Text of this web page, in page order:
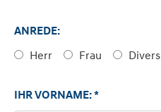
ANREDE:
Herr
Frau Divers
IHR VORNAME: *